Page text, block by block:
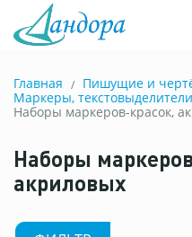
Главная
Пишущие и
Маркеры,
Наборы маркеров-красок,
Наборы
акриловых